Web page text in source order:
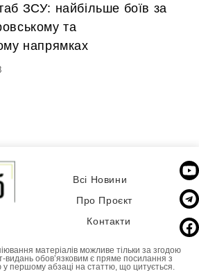
ЗСУ: найбільше боїв за
та
напрямках
Всі Новини
Про Проєкт
Контакти
матеріалів можливе тільки за згодою
видань обовʼязковим є пряме посилання з
у першому абзаці на статтю, що цитується.